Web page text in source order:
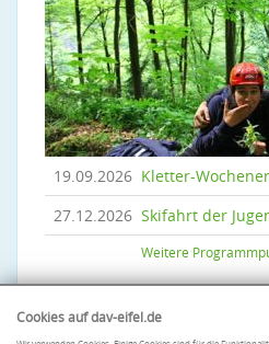
19.09.2026 Kletter-
27.12.2026 Skifahrt der
Weitere
Cookies auf dav-eifel.de